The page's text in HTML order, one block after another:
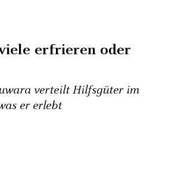
erfrieren oder
verteilt Hilfsgüter im
er erlebt